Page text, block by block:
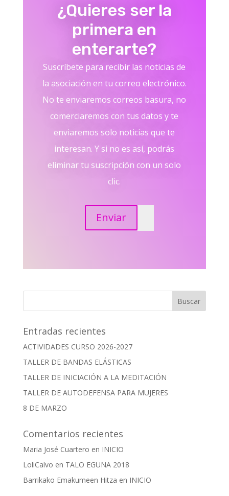
¿Quieres ser la
primera en
enterarte?
Suscríbete para recibir las noticias de
la asociación en tu correo electrónico.
No te enviaremos correos basura, no
comerciaremos con tus datos y te
enviaremos solo noticias que te
interesan. Y si no es así, podrás
eliminar tu suscripción con un solo
clic.
Enviar
Entradas recientes
ACTIVIDADES CURSO 2026-2027
TALLER DE BANDAS ELÁSTICAS
TALLER DE INICIACIÓN A LA MEDITACIÓN
TALLER DE AUTODEFENSA PARA MUJERES
8 DE MARZO
Comentarios recientes
Maria José Cuartero en INICIO
LoliCalvo en TALO EGUNA 2018
Barrikako Emakumeen Hitza en INICIO